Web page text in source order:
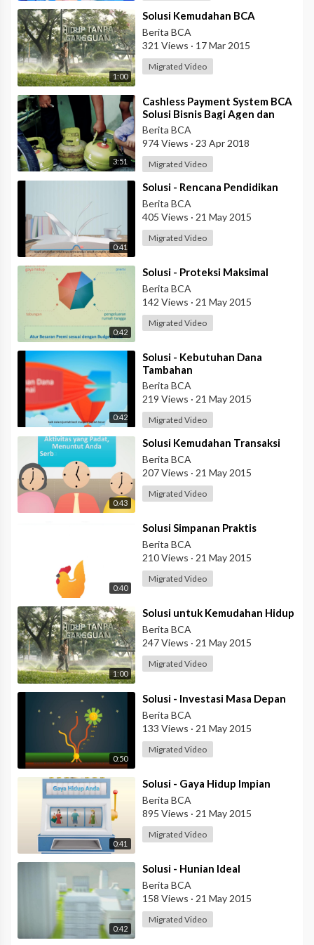
1:00
⁣Solusi Kemudahan BCA
Berita BCA
321 Views · 17 Mar 2015
Migrated Video
3:51
⁣Cashless Payment System BCA
Solusi Bisnis Bagi Agen dan
Pangkalan Gas LPG
Berita BCA
974 Views · 23 Apr 2018
Migrated Video
0:41
⁣Solusi - Rencana Pendidikan
Berita BCA
405 Views · 21 May 2015
Migrated Video
0:42
⁣Solusi - Proteksi Maksimal
Berita BCA
142 Views · 21 May 2015
Migrated Video
0:42
⁣Solusi - Kebutuhan Dana
Tambahan
Berita BCA
219 Views · 21 May 2015
Migrated Video
0:43
⁣Solusi Kemudahan Transaksi
Berita BCA
207 Views · 21 May 2015
Migrated Video
0:40
⁣Solusi Simpanan Praktis
Berita BCA
210 Views · 21 May 2015
Migrated Video
1:00
⁣Solusi untuk Kemudahan Hidup
Berita BCA
247 Views · 21 May 2015
Migrated Video
0:50
⁣Solusi - Investasi Masa Depan
Berita BCA
133 Views · 21 May 2015
Migrated Video
0:41
⁣Solusi - Gaya Hidup Impian
Berita BCA
895 Views · 21 May 2015
Migrated Video
0:42
⁣Solusi - Hunian Ideal
Berita BCA
158 Views · 21 May 2015
Migrated Video